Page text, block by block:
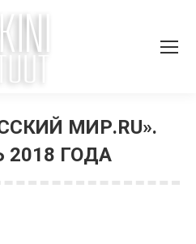
МИР.RU».
2018 ГОДА